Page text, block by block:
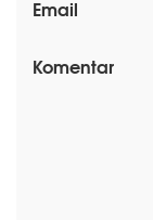
Email
Komentar